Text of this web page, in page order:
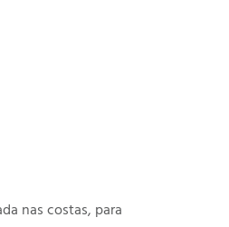
nas costas, para